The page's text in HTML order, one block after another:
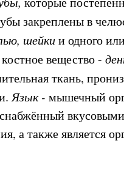
закреплены в
шейкии одного
костное вещество -
ткань,
Язык -мышечный
а также является